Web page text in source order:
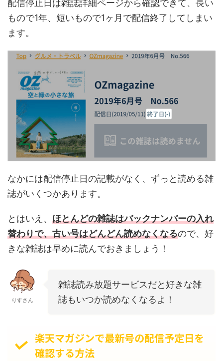
配信停止日は雑誌詳細ページから確認できて、長い
もので1年、短いもので1ヶ月で配信終了してしまい
ます。
なかには配信停止日の記載がなく、ずっと読める雑
誌がいくつかあります。
とはいえ、 ほとんどの雑誌はバックナンバーの入れ
替わりで、古い号はどんどん読めなくなるので、好
きな雑誌は早めに読んでおきましょう！
りすさん
雑誌読み放題サービスだと好きな雑
誌もいつか読めなくなるよ！
楽天マガジンで最新号の配信予定日を
確認する方法